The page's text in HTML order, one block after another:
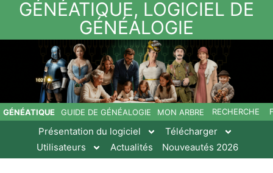
GÉNÉATIQUE, LOGICIEL DE
GÉNÉALOGIE
GÉNÉATIQUE GUIDE DE GÉNÉALOGIE MON ARBRE RECHERCHE
Présentation du logiciel
Télécharger
Utilisateurs
Actualités Nouveautés 2026